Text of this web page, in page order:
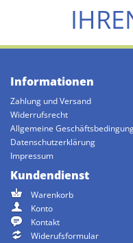
Informationen
Zahlung und Versand
Widerrufsrecht
Allgemeine
Datenschutzerklärung
Impressum
Kundendienst
Warenkorb
Konto
Kontakt
Widerufsformular